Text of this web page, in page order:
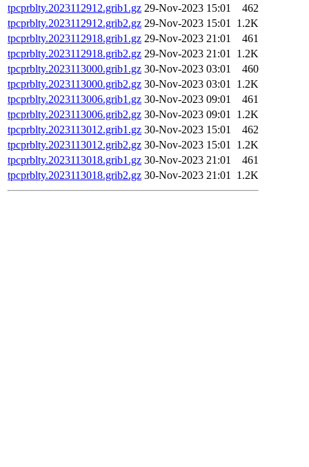
tpcprblty.2023112912.grib1.gz 29-Nov-2023 15:01
462
tpcprblty.2023112912.grib2.gz 29-Nov-2023 15:01 1.2K
tpcprblty.2023112918.grib1.gz 29-Nov-2023 21:01
461
tpcprblty.2023112918.grib2.gz 29-Nov-2023 21:01 1.2K
tpcprblty.2023113000.grib1.gz 30-Nov-2023 03:01
460
tpcprblty.2023113000.grib2.gz 30-Nov-2023 03:01 1.2K
tpcprblty.2023113006.grib1.gz 30-Nov-2023 09:01
461
tpcprblty.2023113006.grib2.gz 30-Nov-2023 09:01 1.2K
tpcprblty.2023113012.grib1.gz 30-Nov-2023 15:01
462
tpcprblty.2023113012.grib2.gz 30-Nov-2023 15:01 1.2K
tpcprblty.2023113018.grib1.gz 30-Nov-2023 21:01
461
tpcprblty.2023113018.grib2.gz 30-Nov-2023 21:01 1.2K